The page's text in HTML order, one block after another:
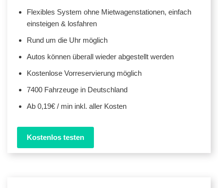
Flexibles System ohne Mietwagenstationen, einfach
einsteigen & losfahren
Rund um die Uhr möglich
Autos können überall wieder abgestellt werden
Kostenlose Vorreservierung möglich
7400 Fahrzeuge in Deutschland
Ab 0,19€ / min inkl. aller Kosten
Kostenlos testen